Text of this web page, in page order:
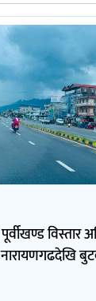
विस्तार
नारायणगढदेखि